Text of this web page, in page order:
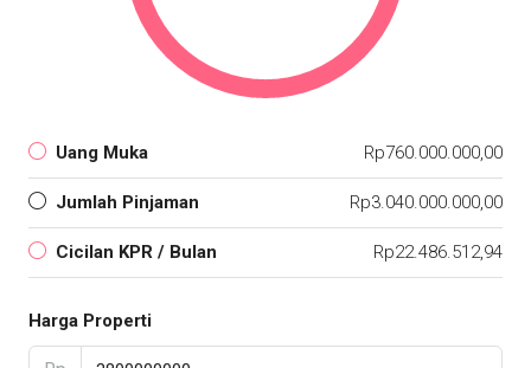
Uang Muka Rp760.000.000,00
Jumlah Pinjaman Rp3.040.000.000,00
Cicilan KPR / Bulan Rp22.486.512,94
Harga Properti